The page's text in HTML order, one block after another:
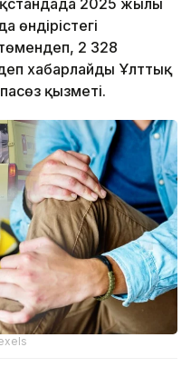
2025 жылы
2 328
хабарлайды Ұлттық
қызметі.